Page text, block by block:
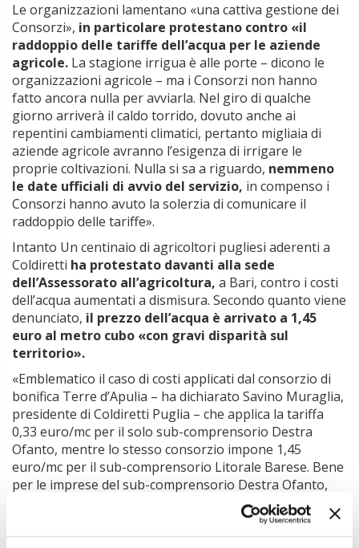
Le organizzazioni lamentano «una cattiva gestione dei
Consorzi», in particolare protestano contro «il
raddoppio delle tariffe dell’acqua per le aziende
agricole. La stagione irrigua è alle porte – dicono le
organizzazioni agricole – ma i Consorzi non hanno
fatto ancora nulla per avviarla. Nel giro di qualche
giorno arriverà il caldo torrido, dovuto anche ai
repentini cambiamenti climatici, pertanto migliaia di
aziende agricole avranno l’esigenza di irrigare le
proprie coltivazioni. Nulla si sa a riguardo, nemmeno
le date ufficiali di avvio del servizio, in compenso i
Consorzi hanno avuto la solerzia di comunicare il
raddoppio delle tariffe».
Intanto Un centinaio di agricoltori pugliesi aderenti a
Coldiretti ha protestato davanti alla sede
dell’Assessorato all’agricoltura, a Bari, contro i costi
dell’acqua aumentati a dismisura. Secondo quanto viene
denunciato, il prezzo dell’acqua è arrivato a 1,45
euro al metro cubo «con gravi disparità sul
territorio».
«Emblematico il caso di costi applicati dal consorzio di
bonifica Terre d’Apulia – ha dichiarato Savino Muraglia,
presidente di Coldiretti Puglia – che applica la tariffa
0,33 euro/mc per il solo sub-comprensorio Destra
Ofanto, mentre lo stesso consorzio impone 1,45
euro/mc per il sub-comprensorio Litorale Barese. Bene
per le imprese del sub-comprensorio Destra Ofanto,
per la maggior parte dedite prevalentemente alla
frutticoltura e pertanto con prelievi irrigui di grande
volume, ma non si comprende la ratio per cui da un lato